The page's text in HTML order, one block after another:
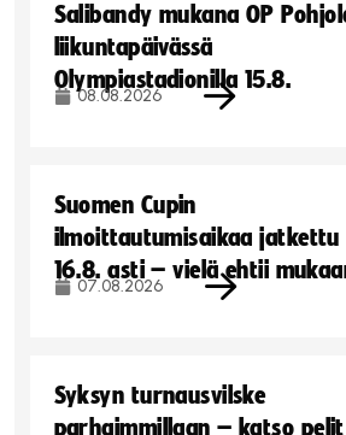
Salibandy mukana OP
liikuntapäivässä
Olympiastadionilla 15.8.
08.08.2026
Suomen Cupin
ilmoittautumisaikaa jatkettu
16.8. asti – vielä ehtii
07.08.2026
Syksyn turnausvilske
parhaimmillaan – katso pelit